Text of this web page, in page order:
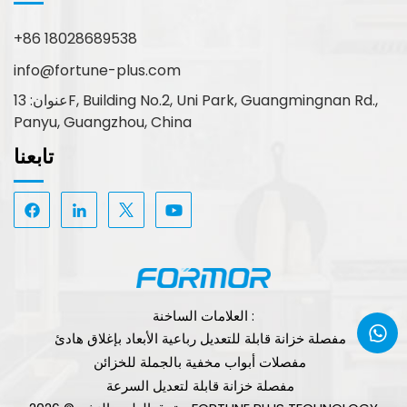
+86 18028689538
info@fortune-plus.com
عنوان: 13F, Building No.2, Uni Park, Guangmingnan Rd.,
Panyu, Guangzhou, China
تابعنا
العلامات الساخنة :
مفصلة خزانة قابلة للتعديل رباعية الأبعاد بإغلاق هادئ
مفصلات أبواب مخفية بالجملة للخزائن
مفصلة خزانة قابلة لتعديل السرعة